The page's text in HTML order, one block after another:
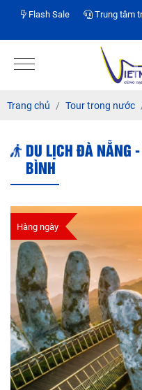
Flash Sale Trung tâm
Trang chủ Tour trong nước
DU LỊCH ĐÀ NẴNG
BÌNH
Hàng ngày